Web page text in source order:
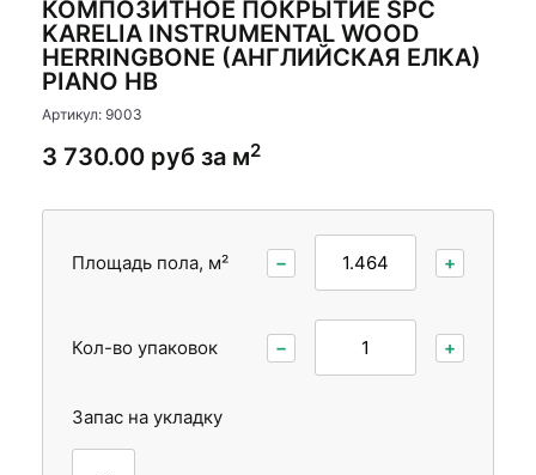
КОМПОЗИТНОЕ ПОКРЫТИЕ SPC
KARELIA INSTRUMENTAL WOOD
HERRINGBONE (АНГЛИЙСКАЯ ЕЛКА)
PIANO HB
Артикул: 9003
3 730.00 руб за м2
Площадь пола, м² − +
Кол-во упаковок − +
Запас на укладку
Стеновые панели
Межкомнатные двери